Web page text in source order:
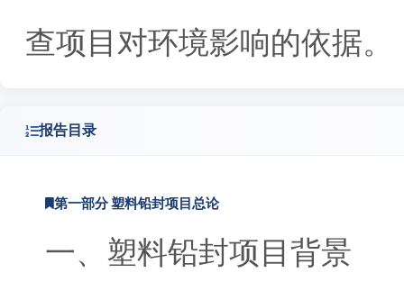
查项目对环境影响的依据。
报告目录
第一部分 塑料铅封项目总论
一、塑料铅封项目背景